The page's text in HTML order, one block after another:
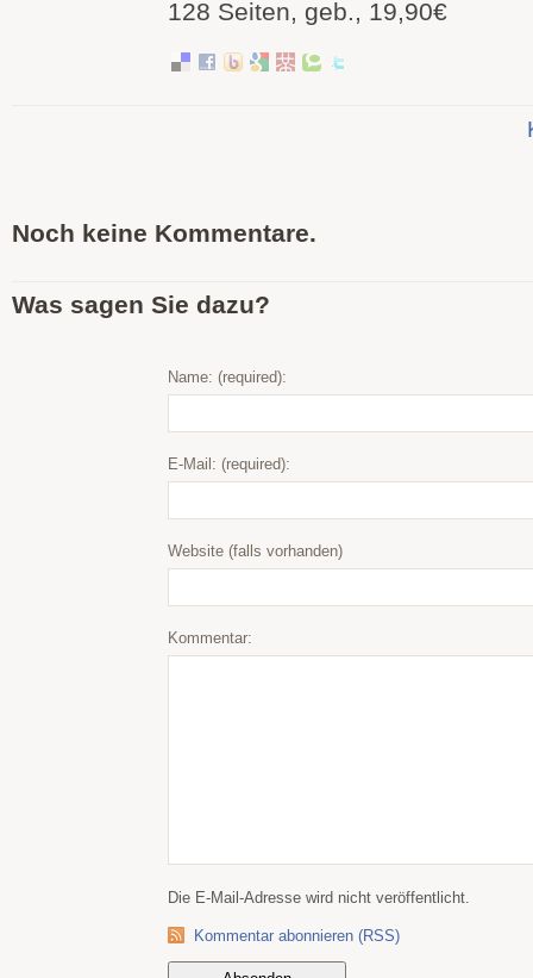
128 Seiten, geb., 19,90€
Noch keine Kommentare.
Was sagen Sie dazu?
Name: (required):
E-Mail: (required):
Website (falls vorhanden)
Kommentar:
Die E-Mail-Adresse wird nicht veröffentlicht.
Kommentar abonnieren (RSS)